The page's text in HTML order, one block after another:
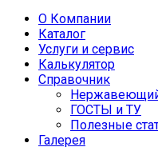
О Компании
Каталог
Услуги и сервис
Калькулятор
Справочник
ГОСТЫ и ТУ
Полезные
Галерея